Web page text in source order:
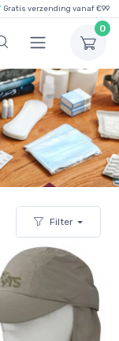
Gratis verzending vanaf €99
0
Filter